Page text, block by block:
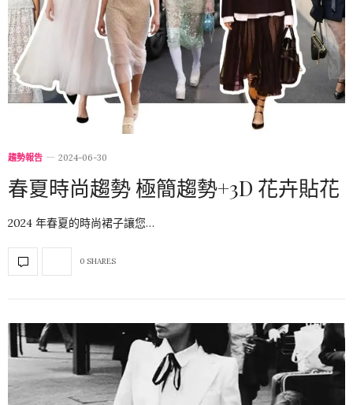
趨勢報告 2024-06-30
春夏時尚趨勢 極簡趨勢+3D 花卉貼花
2024 年春夏的時尚裙子讓您…
0 SHARES